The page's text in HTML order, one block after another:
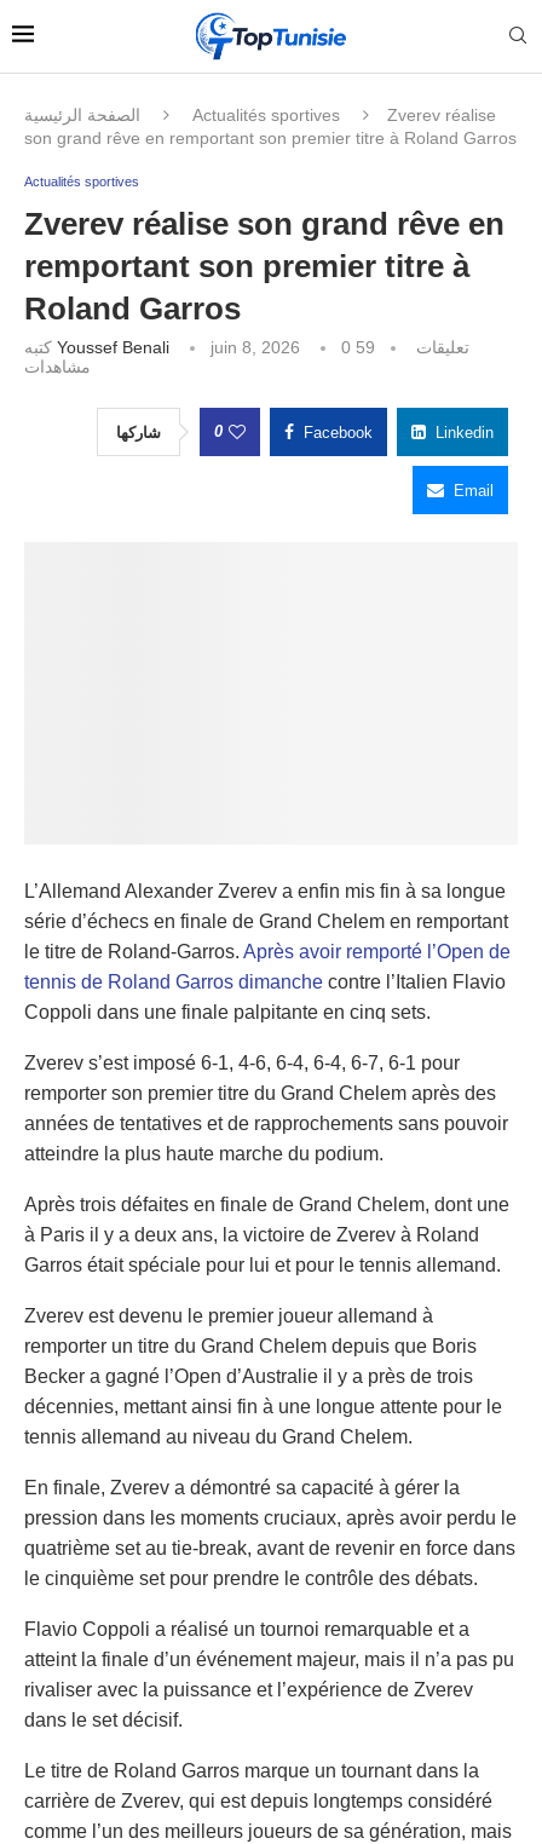
الصفحة الرئيسية Actualités sportives
Zverev réalise
son grand rêve en remportant son premier titre à Roland Garros
Actualités sportives
Zverev réalise son grand rêve en
remportant son premier titre à
Roland Garros
Youssef Benali juin 8, 2026 0 تعليقات
59
مشاهدات
شاركها 0 Facebook Linkedin
Email
L’Allemand Alexander Zverev a enfin mis fin à sa longue
série d’échecs en finale de Grand Chelem en remportant
le titre de Roland-Garros. Après avoir remporté l’Open de
tennis de Roland Garros dimanche contre l’Italien Flavio
Coppoli dans une finale palpitante en cinq sets.
Zverev s’est imposé 6-1, 4-6, 6-4, 6-4, 6-7, 6-1 pour
remporter son premier titre du Grand Chelem après des
années de tentatives et de rapprochements sans pouvoir
atteindre la plus haute marche du podium.
Après trois défaites en finale de Grand Chelem, dont une
à Paris il y a deux ans, la victoire de Zverev à Roland
Garros était spéciale pour lui et pour le tennis allemand.
Zverev est devenu le premier joueur allemand à
remporter un titre du Grand Chelem depuis que Boris
Becker a gagné l’Open d’Australie il y a près de trois
décennies, mettant ainsi fin à une longue attente pour le
tennis allemand au niveau du Grand Chelem.
En finale, Zverev a démontré sa capacité à gérer la
pression dans les moments cruciaux, après avoir perdu le
quatrième set au tie-break, avant de revenir en force dans
le cinquième set pour prendre le contrôle des débats.
Flavio Coppoli a réalisé un tournoi remarquable et a
atteint la finale d’un événement majeur, mais il n’a pas pu
rivaliser avec la puissance et l’expérience de Zverev
dans le set décisif.
Le titre de Roland Garros marque un tournant dans la
carrière de Zverev, qui est depuis longtemps considéré
comme l’un des meilleurs joueurs de sa génération, mais